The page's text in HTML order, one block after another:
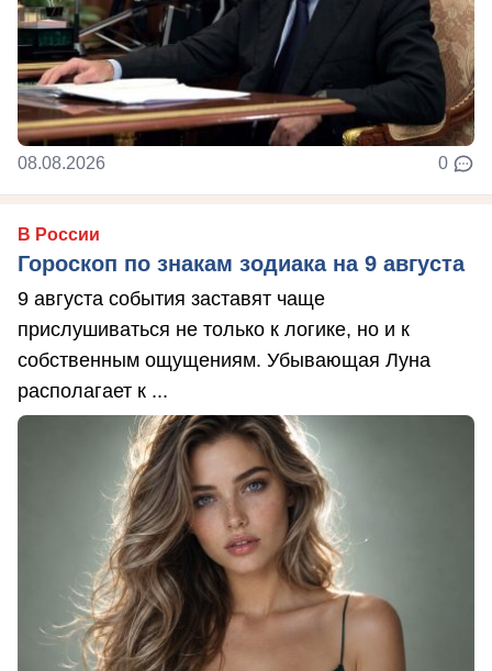
08.08.2026 0
В России
Гороскоп по знакам зодиака на 9 августа
9 августа события заставят чаще
прислушиваться не только к логике, но и к
собственным ощущениям. Убывающая Луна
располагает к ...